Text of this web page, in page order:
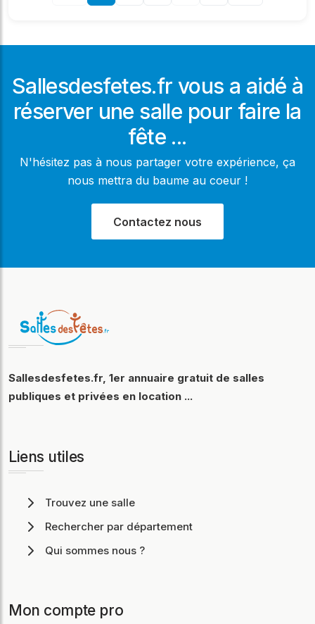
Sallesdesfetes.fr vous a aidé à
réserver une salle pour faire la
fête ...
N'hésitez pas à nous partager votre expérience, ça
nous mettra du baume au coeur !
Contactez nous
Sallesdesfetes.fr, 1er annuaire gratuit de salles
publiques et privées en location ...
Liens utiles
Trouvez une salle
Rechercher par département
Qui sommes nous ?
Mon compte pro